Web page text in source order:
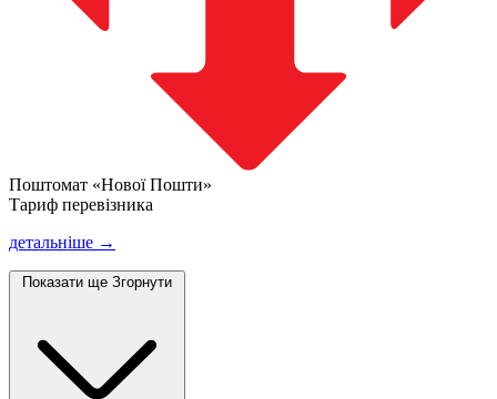
Поштомат «Нової Пошти»
Тариф перевізника
детальніше →
Показати ще Згорнути